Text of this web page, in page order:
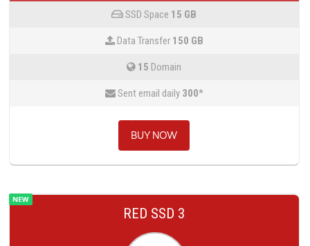
SSD Space 15 GB
Data Transfer 150 GB
15 Domain
Sent email daily 300*
BUY NOW
RED SSD 3